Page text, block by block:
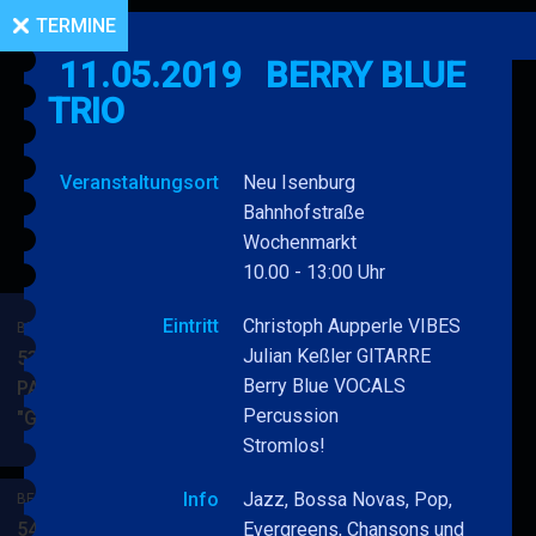
BERRY BLUE & BAND
53. JAZZ Matinee in den
PARKSIDE STUDIOS
"Gypsy Jazz"
BAND
BERRY BLUE & BAND
54. JAZZ Matinee in den
TERMINE
11.05.2019
BERRY BLUE
TRIO
Veranstaltungsort
Neu Isenburg
Bahnhofstraße
Wochenmarkt
10.00 - 13:00 Uhr
Eintritt
Christoph Aupperle VIBES
Julian Keßler GITARRE
Berry Blue VOCALS
Percussion
Stromlos!
Info
Jazz, Bossa Novas, Pop,
Evergreens, Chansons und